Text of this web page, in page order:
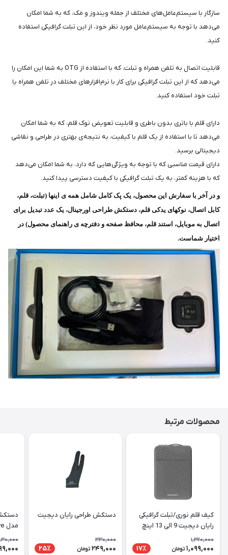
سازگار با سیستم‌عامل‌های مختلف از جمله ویندوز و مک، که به شما امکان
می‌دهد با توجه به سیستم‌عامل مورد نظر خود، از این تبلت گرافیکی استفاده
کنید.
قابلیت اتصال به تلفن همراه و تبلت، که با استفاده از OTG به شما این امکان را
می‌دهد که از این تبلت گرافیکی برای کار با نرم‌افزارهای مختلف در تلفن همراه یا
تبلت خود استفاده کنید.
دارای قلم با باتری بدون باطری و قابلیت تعویض نوک قلم، که به شما امکان
می‌دهد تا با استفاده از یک قلم با کیفیت، به نتیجه‌ی بهتری در طراحی و نقاشی
دیجیتالی برسید.
دارای قیمت مناسبی که با توجه به ویژگی‌هایی که دارد، به شما امکان می‌دهد
که با هزینه کمتر، به یک تبلت گرافیکی با کیفیت دسترسی پیدا کنید.
و در آخر با سفارش این محصول، یک پک کامل شامل همه ی اینها (تبلت، قلم،
کابل اتصال، نوکهای یدکی قلم، دستکش طراحی اورجینال، یک عدد تبدیل برای
اتصال به موبایل، استند قلم، محافظ صفحه و دفترچه ی راهنمای محصول) در
اختیار شماست.
محصولات مرتبط
کیف قلم نوری/تبلت گرافیکی
رایان دیجیت 9 الی 13 اینچ
1,320,000
1,099,000 تومان 17٪
دستکش طراحی رایان دیجیت
330,000
249,000 تومان 25٪
مدل AC01B Glove